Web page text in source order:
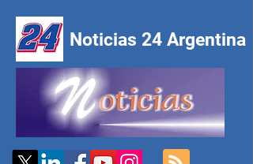
Noticias 24 Argentina